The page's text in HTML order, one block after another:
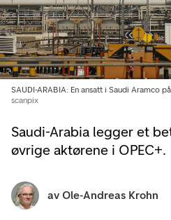
Saudi-Arabia legger et
øvrige aktørene i OPEC+.
SAUDI-ARABIA: En ansatt i Saudi Aramco
scanpix
av Ole-Andreas Krohn